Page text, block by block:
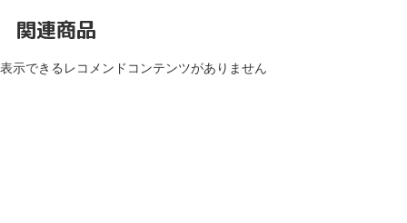
関連商品
表示できるレコメンドコンテンツがありません